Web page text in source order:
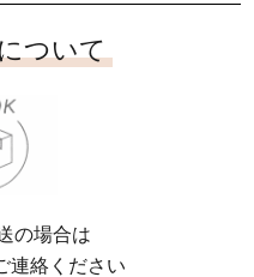
ついて
の場合は
連絡ください